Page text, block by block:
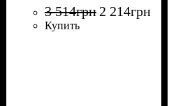
3 514грн 2 214грн
Купить